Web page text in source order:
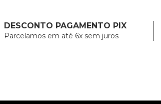
DESCONTO PAGAMENTO PIX
Parcelamos em até 6x sem juros